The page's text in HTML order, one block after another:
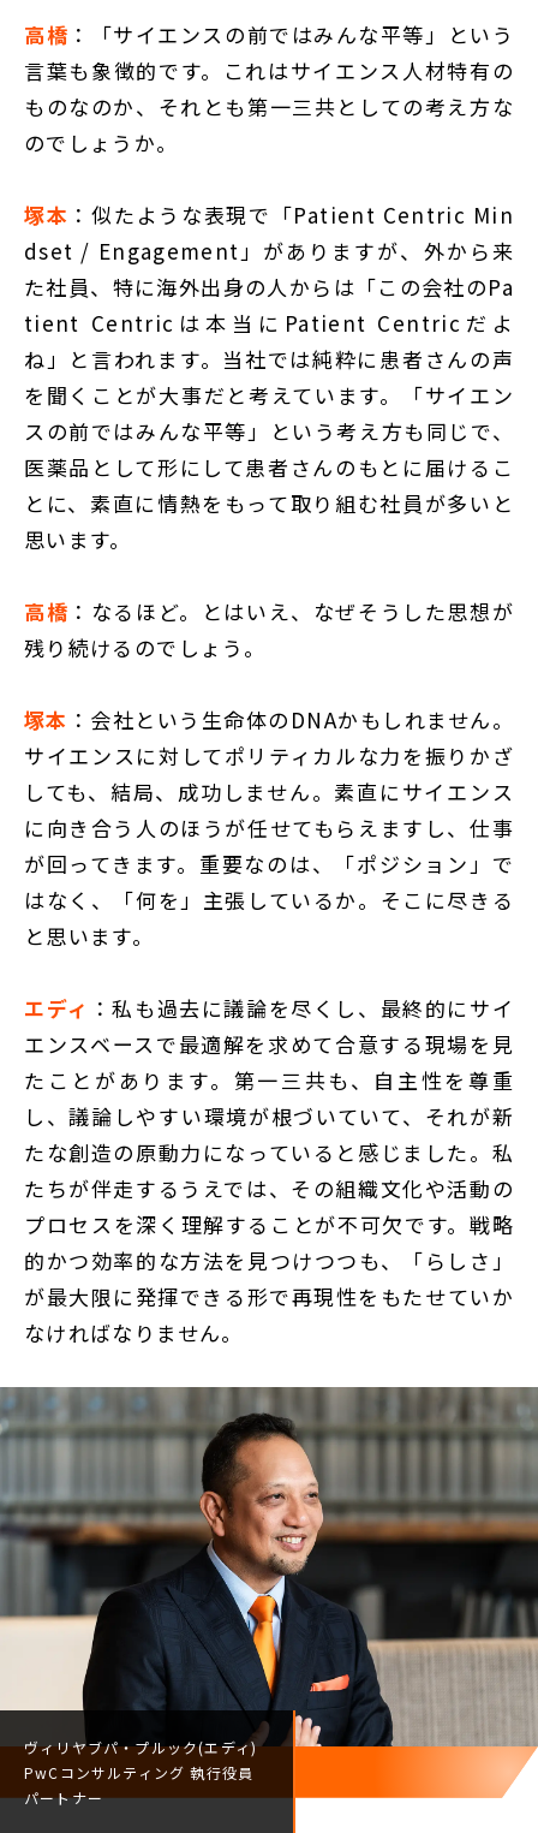
高橋 ：「サイエンスの前ではみんな平等」という
言葉も象徴的です。これはサイエンス人材特有の
ものなのか、それとも第一三共としての考え方な
のでしょうか。
塚本 ：似たような表現で「Patient Centric Min
dset / Engagement」がありますが、外から来
た社員、特に海外出身の人からは「この会社のPa
tient Centricは本当にPatient Centricだよ
ね」と言われます。当社では純粋に患者さんの声
を聞くことが大事だと考えています。「サイエン
スの前ではみんな平等」という考え方も同じで、
医薬品として形にして患者さんのもとに届けるこ
とに、素直に情熱をもって取り組む社員が多いと
思います。
高橋 ：なるほど。とはいえ、なぜそうした思想が
残り続けるのでしょう。
塚本 ：会社という生命体のDNAかもしれません。
サイエンスに対してポリティカルな力を振りかざ
しても、結局、成功しません。素直にサイエンス
に向き合う人のほうが任せてもらえますし、仕事
が回ってきます。重要なのは、「ポジション」で
はなく、「何を」主張しているか。そこに尽きる
と思います。
エディ ：私も過去に議論を尽くし、最終的にサイ
エンスベースで最適解を求めて合意する現場を見
たことがあります。第一三共も、自主性を尊重
し、議論しやすい環境が根づいていて、それが新
たな創造の原動力になっていると感じました。私
たちが伴走するうえでは、その組織文化や活動の
プロセスを深く理解することが不可欠です。戦略
的かつ効率的な方法を見つけつつも、「らしさ」
が最大限に発揮できる形で再現性をもたせていか
なければなりません。
ヴィリヤブパ・プルック(エディ)
PwCコンサルティング執行役員
パートナー